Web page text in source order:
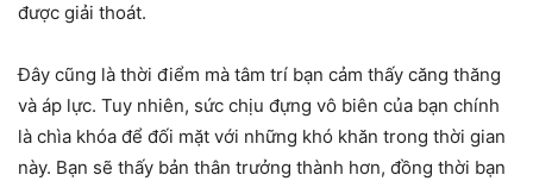
được giải thoát.
Đây cũng là thời điểm mà tâm trí bạn cảm thấy căng thăng
và áp lực. Tuy nhiên, sức chịu đựng vô biên của bạn chính
là chìa khóa để đối mặt với những khó khăn trong thời gian
này. Bạn sẽ thấy bản thân trưởng thành hơn, đồng thời bạn